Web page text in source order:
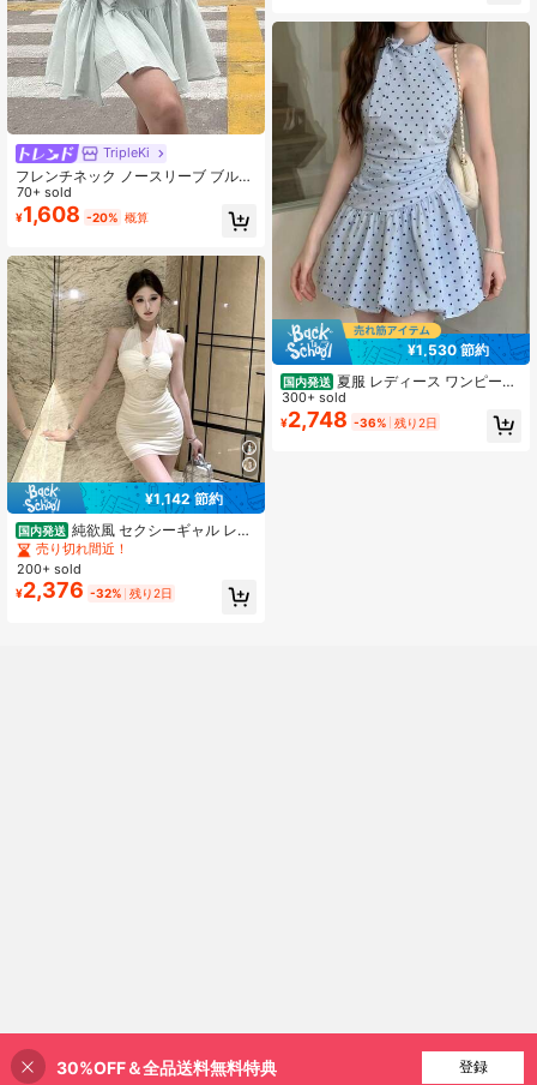
TripleKi
フレンチネック ノースリーブ ブルー
ドレス、夏デザイン リボン付きAラ
インドレス、エレガントな黒ドレス
70+ sold
¥1,608 -20% 概算
¥1,142 節約
国内発送 純欲風 セクシーギャル レー
ス切替 メッシュ ホルターネック ワ
ンピース レディース バックレス リ
ボンデザイン タイトシルエット ミニ
丈 カップ付き フェミニン 韓国風 夏
売り切れ間近！
200+ sold
¥2,376 -32% 残り2日
¥1,530 節約
国内発送 夏服 レディース ワンピース
夏 ハルターネックリボン 水色ドット
総柄 ウエストシャーリング バルーン
ミニワンピース キュート清楚ガーリ
300+ sold
¥2,748 -36% 残り2日
30% 割引！
30%OFF＆全品送料無料特典 登録